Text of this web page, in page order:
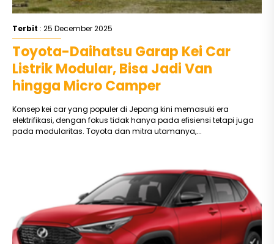
Terbit : 25 December 2025
Toyota-Daihatsu Garap Kei Car
Listrik Modular, Bisa Jadi Van
hingga Micro Camper
Konsep kei car yang populer di Jepang kini memasuki era
elektrifikasi, dengan fokus tidak hanya pada efisiensi tetapi juga
pada modularitas. Toyota dan mitra utamanya,...